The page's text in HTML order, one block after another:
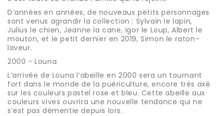
D’années en années, de nouveaux petits personnages
sont venus agrandir la collection : Sylvain le lapin,
Julius le chien, Jeanne la cane, Igor le Loup, Albert le
mouton, et le petit dernier en 2019, Simon le raton-
laveur.
2000 - Louna
L’arrivée de Louna l’abeille en 2000 sera un tournant
fort dans le monde de la puériculture, encore très axé
sur les couleurs pastel rose et bleu. Cette abeille aux
couleurs vives ouvrira une nouvelle tendance qui ne
s’est pas démentie depuis lors.